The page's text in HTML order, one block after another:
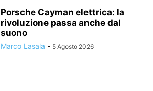
Porsche Cayman elettrica: la
rivoluzione passa anche dal
suono
Marco Lasala - 5 Agosto 2026